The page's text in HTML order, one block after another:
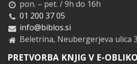
pon. – pet. / 9h do 16h
01 200 37 05
info@biblos.si
Beletrina, Neubergerjeva ulica
PRETVORBA KNJIG V E-OBLIKO